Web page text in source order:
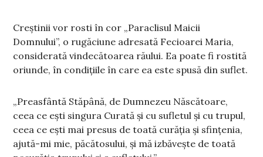
Creștinii vor rosti în cor „Paraclisul Maicii
Domnului”, o rugăciune adresată Fecioarei Maria,
considerată vindecătoarea răului. Ea poate fi rostită
oriunde, în condițiile în care ea este spusă din suflet.
„Preasfântă Stăpână, de Dumnezeu Născătoare,
ceea ce ești singura Curată și cu sufletul și cu trupul,
ceea ce ești mai presus de toată curăția și sfințenia,
ajută-mi mie, păcătosului, și mă izbăvește de toată